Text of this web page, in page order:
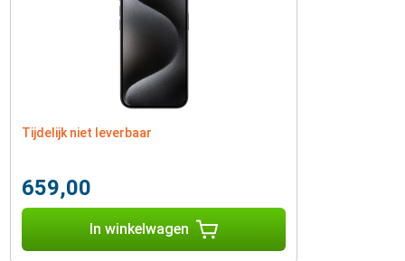
Tijdelijk niet leverbaar
659,00
In winkelwagen